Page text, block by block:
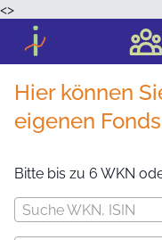
<>
Hier können
eigenen
Bitte bis zu 6 WKN
Suche WKN, ISIN